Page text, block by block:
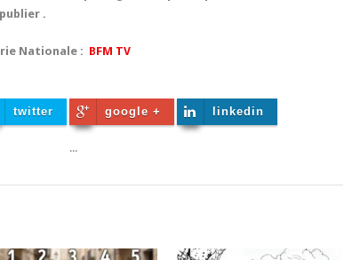
.
Nationale : BFM TV
twitter google + linkedin
...